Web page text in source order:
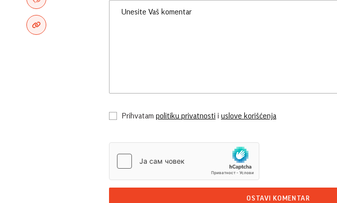
Prihvatam politiku privatnosti i uslove korišćenja
OSTAVI KOMENTAR